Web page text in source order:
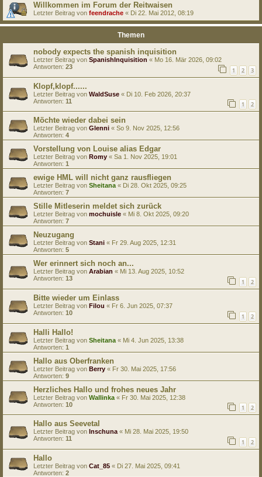
Willkommen im Forum der Reitwaisen
Letzter Beitrag von feendrache « Di 22. Mai 2012, 08:19
Themen
nobody expects the spanish inquisition
Letzter Beitrag von SpanishInquisition « Mo 16. Mär 2026, 09:02
Antworten: 23 1 2 3
Klopf,klopf......
Letzter Beitrag von WaldSuse « Di 10. Feb 2026, 20:37
Antworten: 11 1 2
Möchte wieder dabei sein
Letzter Beitrag von Glenni « So 9. Nov 2025, 12:56
Antworten: 4
Vorstellung von Louise alias Edgar
Letzter Beitrag von Romy « Sa 1. Nov 2025, 19:01
Antworten: 1
ewige HML will nicht ganz rausfliegen
Letzter Beitrag von Sheitana « Di 28. Okt 2025, 09:25
Antworten: 7
Stille Mitleserin meldet sich zurück
Letzter Beitrag von mochuisle « Mi 8. Okt 2025, 09:20
Antworten: 7
Neuzugang
Letzter Beitrag von Stani « Fr 29. Aug 2025, 12:31
Antworten: 5
Wer erinnert sich noch an...
Letzter Beitrag von Arabian « Mi 13. Aug 2025, 10:52
Antworten: 13 1 2
Bitte wieder um Einlass
Letzter Beitrag von Filou « Fr 6. Jun 2025, 07:37
Antworten: 10 1 2
Halli Hallo!
Letzter Beitrag von Sheitana « Mi 4. Jun 2025, 13:38
Antworten: 1
Hallo aus Oberfranken
Letzter Beitrag von Berry « Fr 30. Mai 2025, 17:56
Antworten: 9
Herzliches Hallo und frohes neues Jahr
Letzter Beitrag von Wallinka « Fr 30. Mai 2025, 12:38
Antworten: 10 1 2
Hallo aus Seevetal
Letzter Beitrag von Inschuna « Mi 28. Mai 2025, 19:50
Antworten: 11 1 2
Hallo
Letzter Beitrag von Cat_85 « Di 27. Mai 2025, 09:41
Antworten: 2